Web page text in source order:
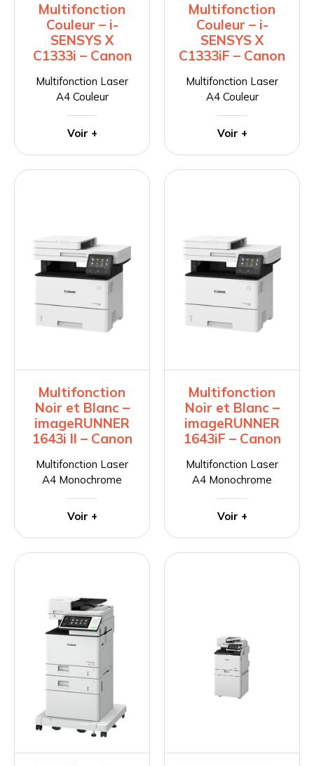
Multifonction
Couleur – i-
SENSYS X
C1333i – Canon
Multifonction Laser
A4 Couleur
Voir +
Multifonction
Couleur – i-
SENSYS X
C1333iF – Canon
Multifonction Laser
A4 Couleur
Voir +
Multifonction
Noir et Blanc –
imageRUNNER
1643i II – Canon
Multifonction Laser
A4 Monochrome
Voir +
Multifonction
Noir et Blanc –
imageRUNNER
1643iF – Canon
Multifonction Laser
A4 Monochrome
Voir +